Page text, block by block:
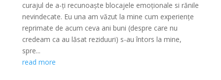
curajul de a-ți recunoaște blocajele emoționale si rănile
nevindecate. Eu una am văzut la mine cum experiențe
reprimate de acum ceva ani buni (despre care nu
credeam ca au lăsat reziduuri) s-au întors la mine,
spre...
read more